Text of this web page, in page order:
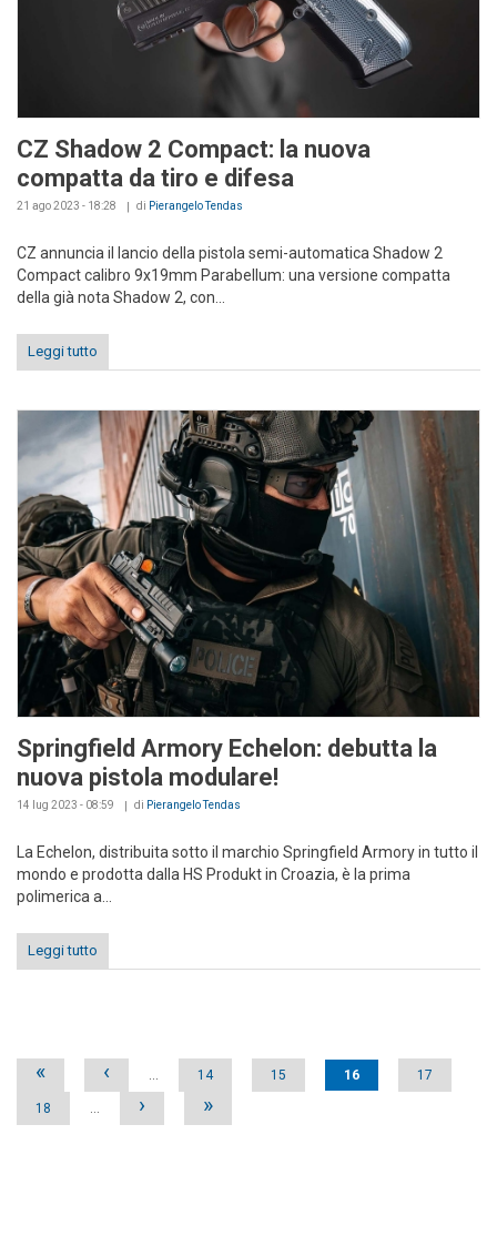
CZ Shadow 2 Compact: la nuova
compatta da tiro e difesa
21 ago 2023 - 18:28 di Pierangelo Tendas
CZ annuncia il lancio della pistola semi-automatica Shadow 2
Compact calibro 9x19mm Parabellum: una versione compatta
della già nota Shadow 2, con...
Leggi tutto
Springfield Armory Echelon: debutta la
nuova pistola modulare!
14 lug 2023 - 08:59 di Pierangelo Tendas
La Echelon, distribuita sotto il marchio Springfield Armory in tutto il
mondo e prodotta dalla HS Produkt in Croazia, è la prima
polimerica a...
Leggi tutto
Pages
« ‹ … 14 15 16 17
18 … › »